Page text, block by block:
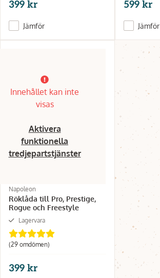
399 kr
Jämför
599 kr
Jämför
Innehållet kan inte
visas
Aktivera
funktionella
tredjepartstjänster
Napoleon
Röklåda till Pro, Prestige,
Rogue och Freestyle
Lagervara
(29 omdömen)
399 kr